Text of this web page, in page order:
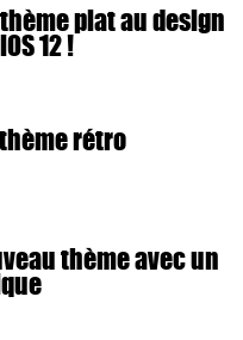
plat au design
12 !
rétro
thème avec un